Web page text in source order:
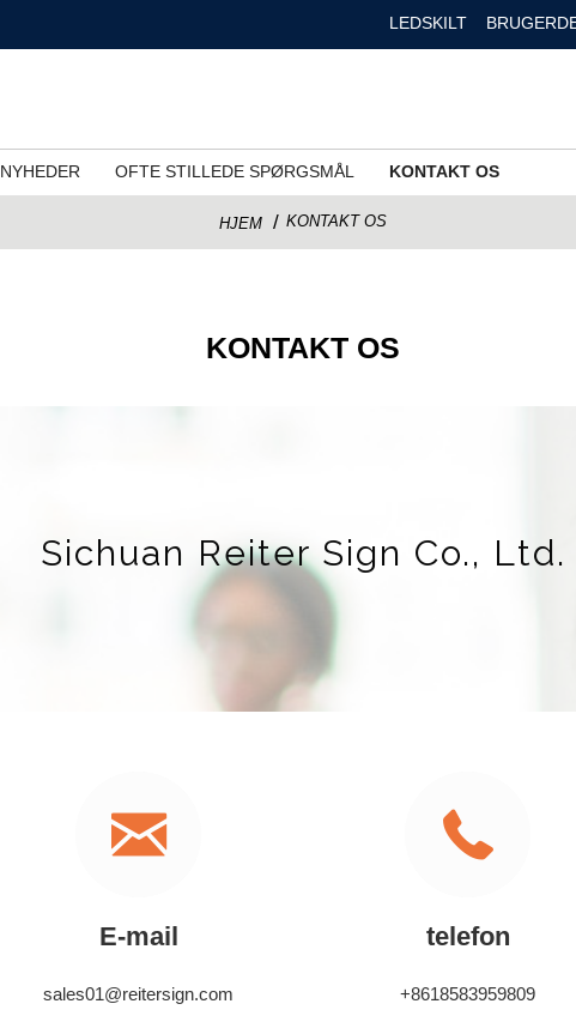
LEDSKILT
NYHEDER OFTE STILLEDE SPØRGSMÅL KONTAKT OS
HJEM KONTAKT OS
KONTAKT OS
Sichuan Reiter Sign Co., Ltd.
E-mail
sales01@reitersign.com
telefon
+8618583959809